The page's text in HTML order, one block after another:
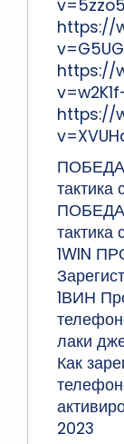
https://
https://
https://
тактика
тактика
1WIN
1ВИН
лаки
Как
2023